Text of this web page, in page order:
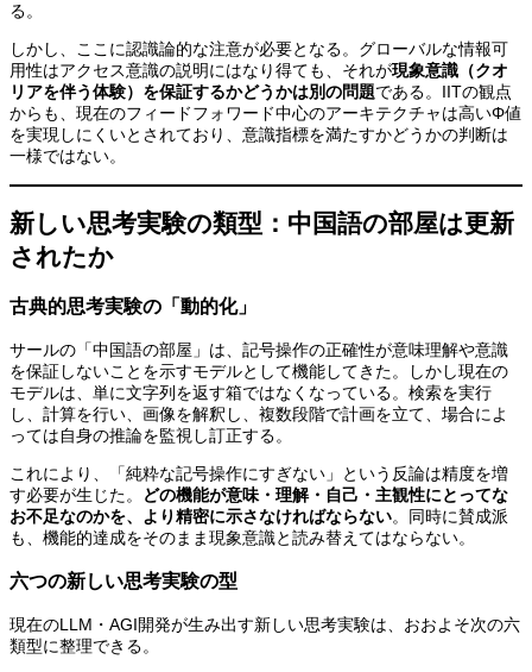
る。
しかし、ここに認識論的な注意が必要となる。グローバルな情報可
用性はアクセス意識の説明にはなり得ても、それが現象意識（クオ
リアを伴う体験）を保証するかどうかは別の問題である。IITの観点
からも、現在のフィードフォワード中心のアーキテクチャは高いΦ値
を実現しにくいとされており、意識指標を満たすかどうかの判断は
一様ではない。
新しい思考実験の類型：中国語の部屋は更新
されたか
古典的思考実験の「動的化」
サールの「中国語の部屋」は、記号操作の正確性が意味理解や意識
を保証しないことを示すモデルとして機能してきた。しかし現在の
モデルは、単に文字列を返す箱ではなくなっている。検索を実行
し、計算を行い、画像を解釈し、複数段階で計画を立て、場合によ
っては自身の推論を監視し訂正する。
これにより、「純粋な記号操作にすぎない」という反論は精度を増
す必要が生じた。
どの機能が意味・理解・自己・主観性にとってな
お不足なのかを、より精密に示さなければならない。同時に賛成派
も、機能的達成をそのまま現象意識と読み替えてはならない。
六つの新しい思考実験の型
現在のLLM・AGI開発が生み出す新しい思考実験は、おおよそ次の六
類型に整理できる。